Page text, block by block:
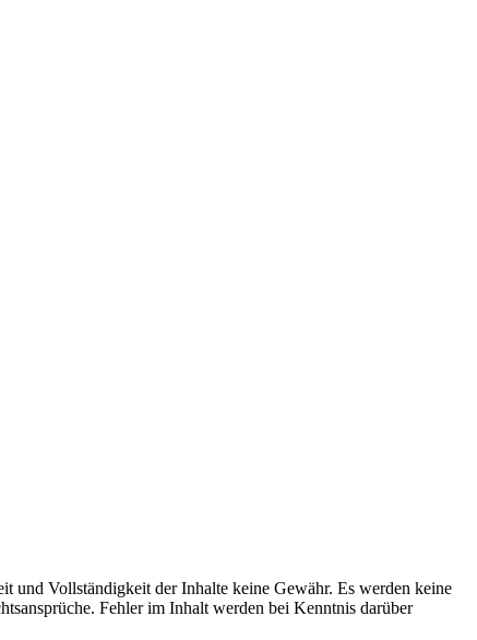
und Vollständigkeit der Inhalte keine Gewähr. Es werden keine
Fehler im Inhalt werden bei Kenntnis darüber